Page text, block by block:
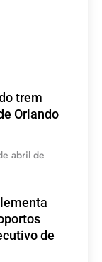
trem
Orlando
abril de
de